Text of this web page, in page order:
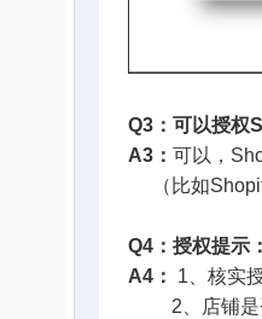
Q3：可以授权
A3： 可以，
（比如
Q4：授权提
A4： 1、核实
2、店铺是否